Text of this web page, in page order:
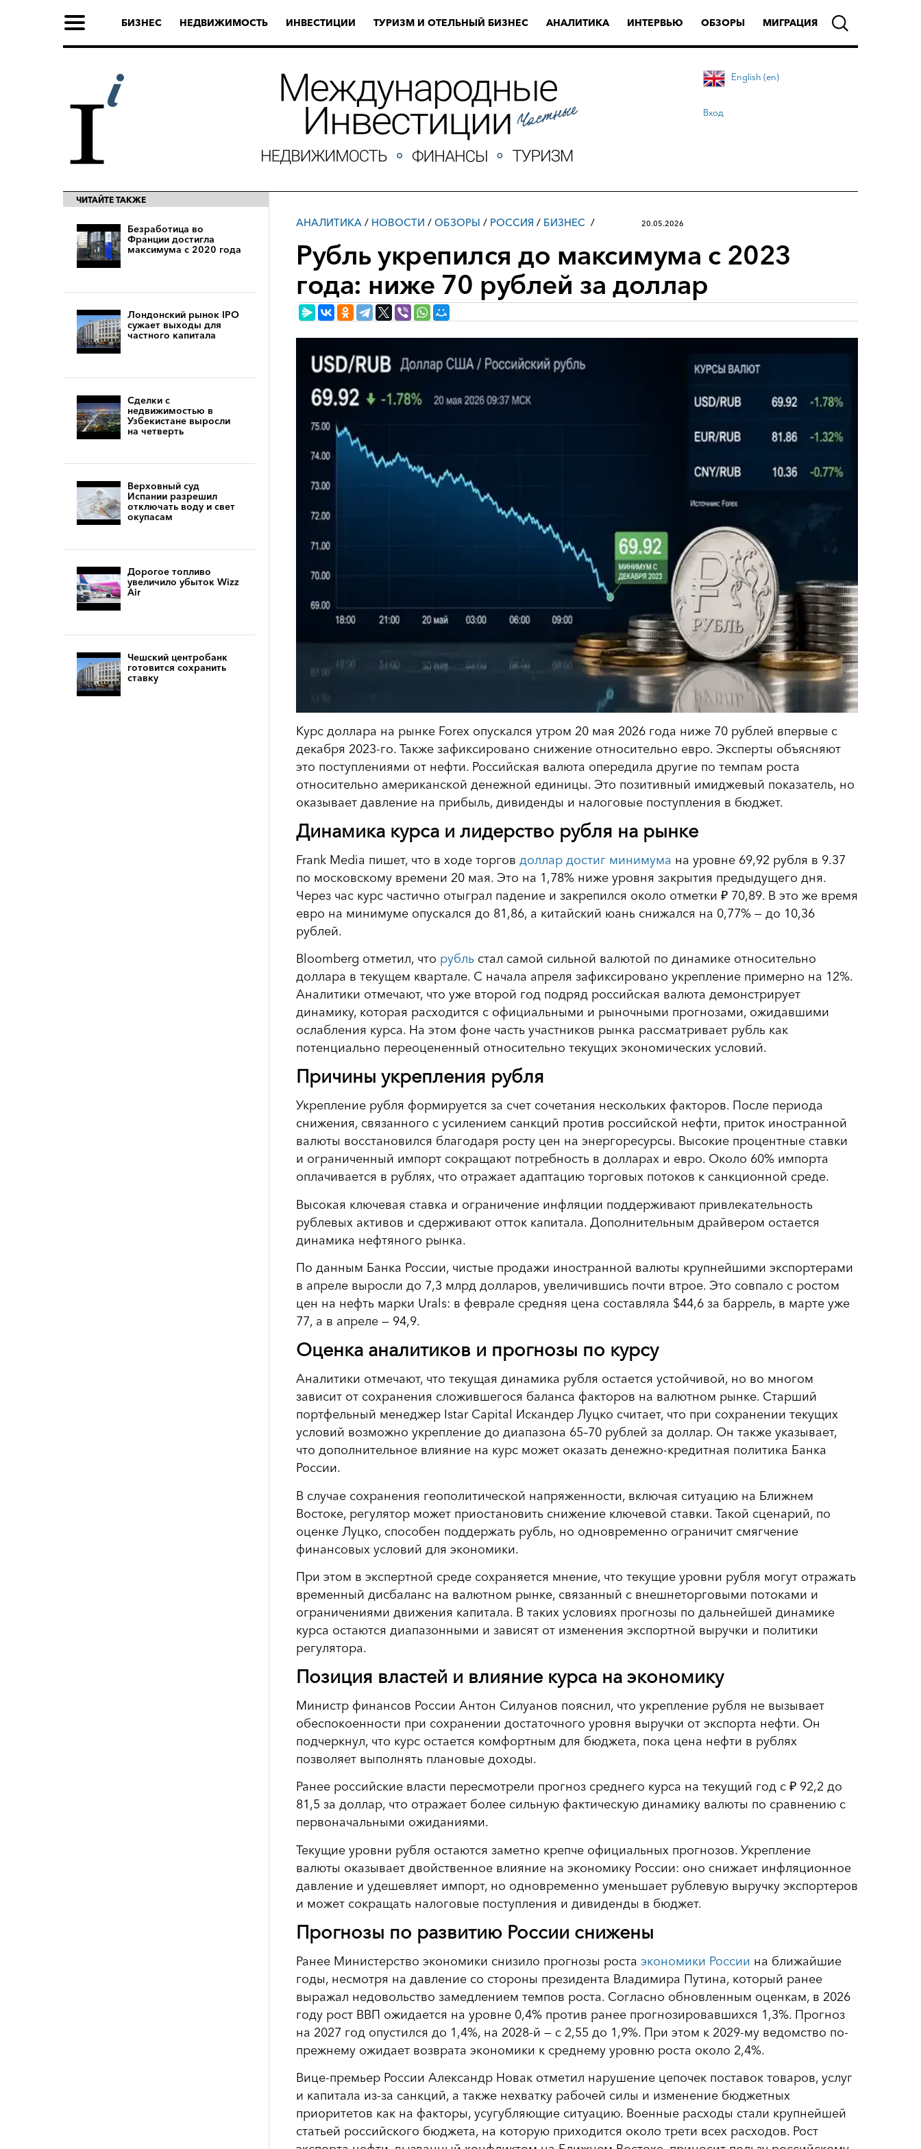
БИЗНЕС НЕДВИЖИМОСТЬ ИНВЕСТИЦИИ ТУРИЗМ И ОТЕЛЬНЫЙ БИЗНЕС АНАЛИТИКА ИНТЕРВЬЮ ОБЗОРЫ МИГРАЦИЯ
English (en)
Вход
ЧИТАЙТЕ ТАКЖЕ
Безработица во
Франции достигла
максимума с 2020 года
Лондонский рынок IPO
сужает выходы для
частного капитала
Сделки с
недвижимостью в
Узбекистане выросли
на четверть
Верховный суд
Испании разрешил
отключать воду и свет
окупасам
Дорогое топливо
увеличило убыток Wizz
Air
Чешский центробанк
готовится сохранить
ставку
АНАЛИТИКА / НОВОСТИ / ОБЗОРЫ / РОССИЯ / БИЗНЕС 20.05.2026
Рубль укрепился до максимума с 2023
года: ниже 70 рублей за доллар
Курс доллара на рынке Forex опускался утром 20 мая 2026 года ниже 70 рублей впервые с
декабря 2023-го. Также зафиксировано снижение относительно евро. Эксперты объясняют
это поступлениями от нефти. Российская валюта опередила другие по темпам роста
относительно американской денежной единицы. Это позитивный имиджевый показатель, но
оказывает давление на прибыль, дивиденды и налоговые поступления в бюджет.
Динамика курса и лидерство рубля на рынке
Frank Media пишет, что в ходе торгов доллар достиг минимума на уровне 69,92 рубля в 9.37
по московскому времени 20 мая. Это на 1,78% ниже уровня закрытия предыдущего дня.
Через час курс частично отыграл падение и закрепился около отметки ₽ 70,89. В это же время
евро на минимуме опускался до 81,86, а китайский юань снижался на 0,77% — до 10,36
рублей.
Bloomberg отметил, что рубль стал самой сильной валютой по динамике относительно
доллара в текущем квартале. С начала апреля зафиксировано укрепление примерно на 12%.
Аналитики отмечают, что уже второй год подряд российская валюта демонстрирует
динамику, которая расходится с официальными и рыночными прогнозами, ожидавшими
ослабления курса. На этом фоне часть участников рынка рассматривает рубль как
потенциально переоцененный относительно текущих экономических условий.
Причины укрепления рубля
Укрепление рубля формируется за счет сочетания нескольких факторов. После периода
снижения, связанного с усилением санкций против российской нефти, приток иностранной
валюты восстановился благодаря росту цен на энергоресурсы. Высокие процентные ставки
и ограниченный импорт сокращают потребность в долларах и евро. Около 60% импорта
оплачивается в рублях, что отражает адаптацию торговых потоков к санкционной среде.
Высокая ключевая ставка и ограничение инфляции поддерживают привлекательность
рублевых активов и сдерживают отток капитала. Дополнительным драйвером остается
динамика нефтяного рынка.
По данным Банка России, чистые продажи иностранной валюты крупнейшими экспортерами
в апреле выросли до 7,3 млрд долларов, увеличившись почти втрое. Это совпало с ростом
цен на нефть марки Urals: в феврале средняя цена составляла $44,6 за баррель, в марте уже
77, а в апреле — 94,9.
Оценка аналитиков и прогнозы по курсу
Аналитики отмечают, что текущая динамика рубля остается устойчивой, но во многом
зависит от сохранения сложившегося баланса факторов на валютном рынке. Старший
портфельный менеджер Istar Capital Искандер Луцко считает, что при сохранении текущих
условий возможно укрепление до диапазона 65–70 рублей за доллар. Он также указывает,
что дополнительное влияние на курс может оказать денежно-кредитная политика Банка
России.
В случае сохранения геополитической напряженности, включая ситуацию на Ближнем
Востоке, регулятор может приостановить снижение ключевой ставки. Такой сценарий, по
оценке Луцко, способен поддержать рубль, но одновременно ограничит смягчение
финансовых условий для экономики.
При этом в экспертной среде сохраняется мнение, что текущие уровни рубля могут отражать
временный дисбаланс на валютном рынке, связанный с внешнеторговыми потоками и
ограничениями движения капитала. В таких условиях прогнозы по дальнейшей динамике
курса остаются диапазонными и зависят от изменения экспортной выручки и политики
регулятора.
Позиция властей и влияние курса на экономику
Министр финансов России Антон Силуанов пояснил, что укрепление рубля не вызывает
обеспокоенности при сохранении достаточного уровня выручки от экспорта нефти. Он
подчеркнул, что курс остается комфортным для бюджета, пока цена нефти в рублях
позволяет выполнять плановые доходы.
Ранее российские власти пересмотрели прогноз среднего курса на текущий год с ₽ 92,2 до
81,5 за доллар, что отражает более сильную фактическую динамику валюты по сравнению с
первоначальными ожиданиями.
Текущие уровни рубля остаются заметно крепче официальных прогнозов. Укрепление
валюты оказывает двойственное влияние на экономику России: оно снижает инфляционное
давление и удешевляет импорт, но одновременно уменьшает рублевую выручку экспортеров
и может сокращать налоговые поступления и дивиденды в бюджет.
Прогнозы по развитию России снижены
Ранее Министерство экономики снизило прогнозы роста экономики России на ближайшие
годы, несмотря на давление со стороны президента Владимира Путина, который ранее
выражал недовольство замедлением темпов роста. Согласно обновленным оценкам, в 2026
году рост ВВП ожидается на уровне 0,4% против ранее прогнозировавшихся 1,3%. Прогноз
на 2027 год опустился до 1,4%, на 2028-й — с 2,55 до 1,9%. При этом к 2029-му ведомство по-
прежнему ожидает возврата экономики к среднему уровню роста около 2,4%.
Вице-премьер России Александр Новак отметил нарушение цепочек поставок товаров, услуг
и капитала из-за санкций, а также нехватку рабочей силы и изменение бюджетных
приоритетов как на факторы, усугубляющие ситуацию. Военные расходы стали крупнейшей
статьей российского бюджета, на которую приходится около трети всех расходов. Рост